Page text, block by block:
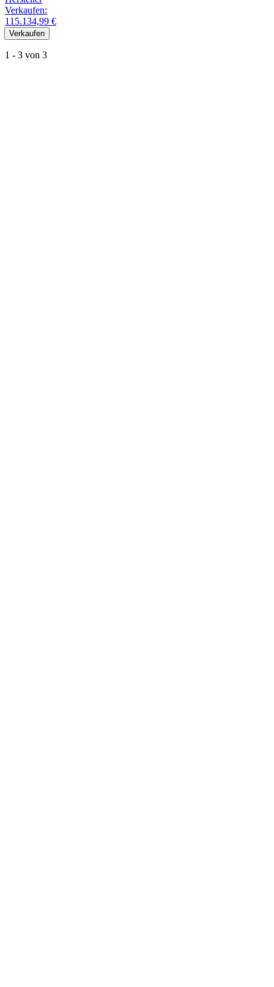
Verkaufen:
115.134,99 €
Verkaufen
1 - 3 von 3